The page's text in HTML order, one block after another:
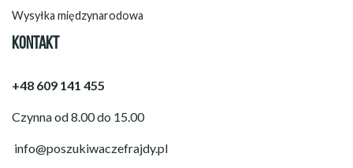
Wysyłka międzynarodowa
KONTAKT
+48 609 141 455
Czynna od 8.00 do 15.00
info@poszukiwaczefrajdy.pl